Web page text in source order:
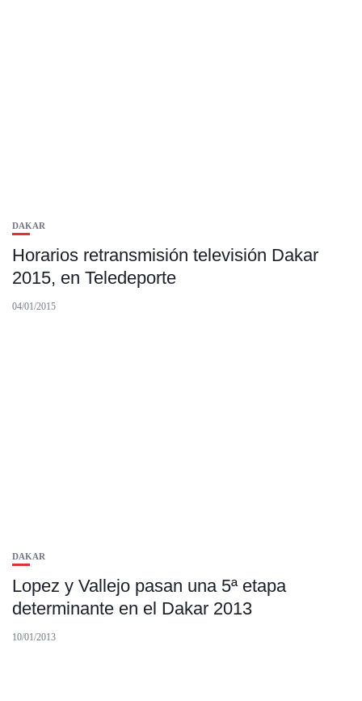
DAKAR
Horarios retransmisión televisión Dakar
2015, en Teledeporte
04/01/2015
DAKAR
Lopez y Vallejo pasan una 5ª etapa
determinante en el Dakar 2013
10/01/2013